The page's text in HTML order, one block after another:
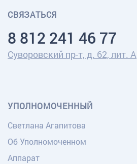
СВЯЗАТЬСЯ
8 812 241 46 77
Суворовский пр-т, д. 62, лит. А
УПОЛНОМОЧЕННЫЙ
Светлана Агапитова
Об Уполномоченном
Аппарат